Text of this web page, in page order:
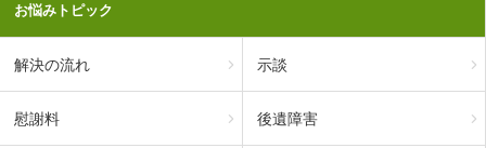
お悩みトピック
解決の流れ 示談
慰謝料 後遺障害